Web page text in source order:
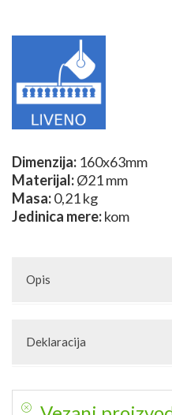
Dimenzija: 160x63mm
Materijal:Ø21 mm
Masa:0,21 kg
Jedinica mere:kom
Opis
izradu kovanih kapija i ograda
kombinovati sa kovanim
naći u grupi Kovani elementi.
Deklaracija
Zemlja izvoza: Kina